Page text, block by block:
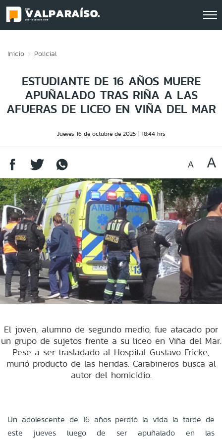
Inicio Policial
ESTUDIANTE DE 16 AÑOS MUERE
APUÑALADO TRAS RIÑA A LAS
AFUERAS DE LICEO EN VIÑA DEL MAR
Jueves 16 de octubre de 2025 18:44 hrs
El joven, alumno de segundo medio, fue atacado por
un grupo de sujetos frente a su liceo en Viña del Mar.
Pese a ser trasladado al Hospital Gustavo Fricke,
murió producto de las heridas. Carabineros busca al
autor del homicidio.
Un adolescente de 16 años perdió la vida la tarde de
este jueves luego de ser apuñalado en las